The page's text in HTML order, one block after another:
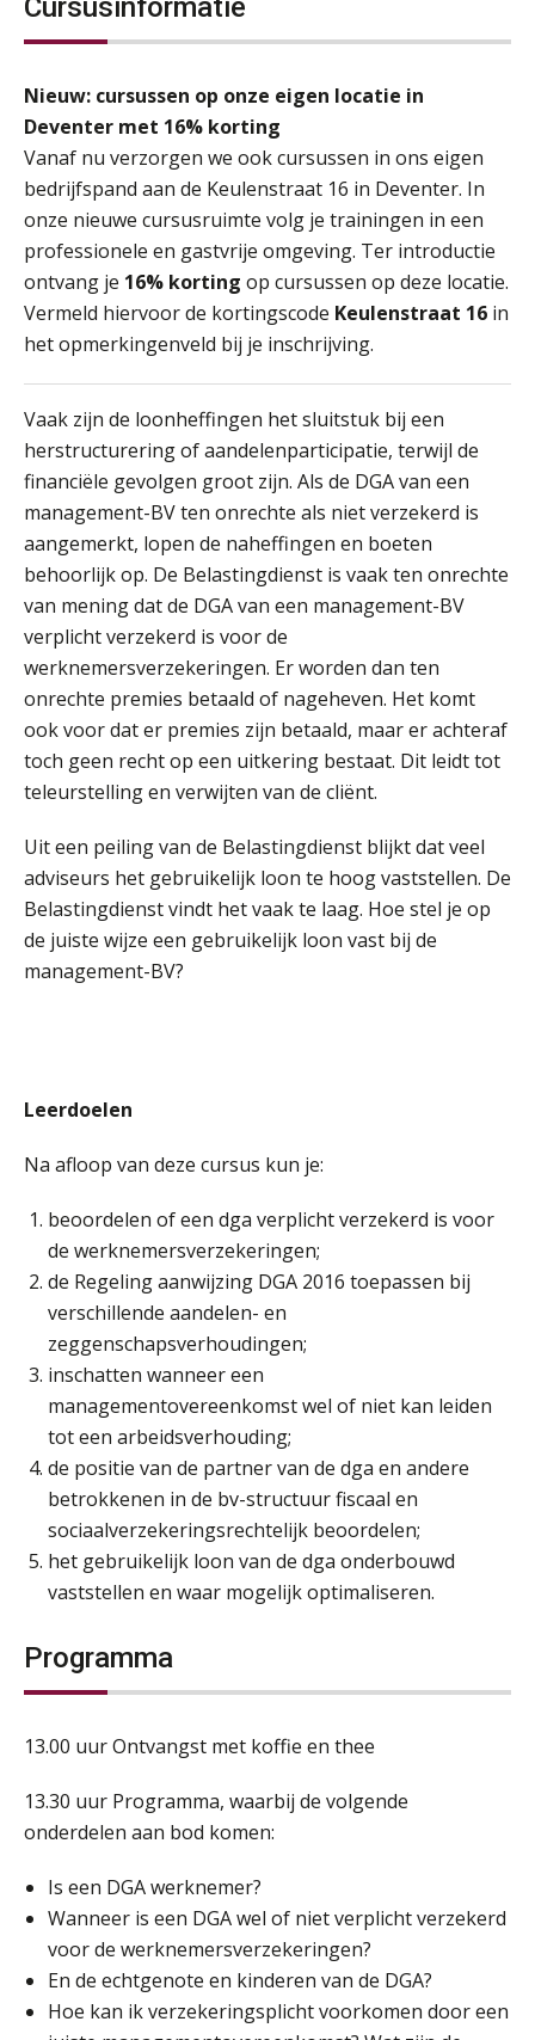
Cursusinformatie
Nieuw: cursussen op onze eigen locatie in
Deventer met 16% korting
Vanaf nu verzorgen we ook cursussen in ons eigen
bedrijfspand aan de Keulenstraat 16 in Deventer. In
onze nieuwe cursusruimte volg je trainingen in een
professionele en gastvrije omgeving. Ter introductie
ontvang je 16% korting op cursussen op deze locatie.
Vermeld hiervoor de kortingscode Keulenstraat 16 in
het opmerkingenveld bij je inschrijving.
Vaak zijn de loonheffingen het sluitstuk bij een
herstructurering of aandelenparticipatie, terwijl de
financiële gevolgen groot zijn. Als de DGA van een
management-BV ten onrechte als niet verzekerd is
aangemerkt, lopen de naheffingen en boeten
behoorlijk op. De Belastingdienst is vaak ten onrechte
van mening dat de DGA van een management-BV
verplicht verzekerd is voor de
werknemersverzekeringen. Er worden dan ten
onrechte premies betaald of nageheven. Het komt
ook voor dat er premies zijn betaald, maar er achteraf
toch geen recht op een uitkering bestaat. Dit leidt tot
teleurstelling en verwijten van de cliënt.
Uit een peiling van de Belastingdienst blijkt dat veel
adviseurs het gebruikelijk loon te hoog vaststellen. De
Belastingdienst vindt het vaak te laag. Hoe stel je op
de juiste wijze een gebruikelijk loon vast bij de
management-BV?
Leerdoelen
Na afloop van deze cursus kun je:
beoordelen of een dga verplicht verzekerd is voor
de werknemersverzekeringen;
de Regeling aanwijzing DGA 2016 toepassen bij
verschillende aandelen- en
zeggenschapsverhoudingen;
inschatten wanneer een
managementovereenkomst wel of niet kan leiden
tot een arbeidsverhouding;
de positie van de partner van de dga en andere
betrokkenen in de bv-structuur fiscaal en
sociaalverzekeringsrechtelijk beoordelen;
het gebruikelijk loon van de dga onderbouwd
vaststellen en waar mogelijk optimaliseren.
Programma
13.00 uur Ontvangst met koffie en thee
13.30 uur Programma, waarbij de volgende
onderdelen aan bod komen:
Is een DGA werknemer?
Wanneer is een DGA wel of niet verplicht verzekerd
voor de werknemersverzekeringen?
En de echtgenote en kinderen van de DGA?
Hoe kan ik verzekeringsplicht voorkomen door een